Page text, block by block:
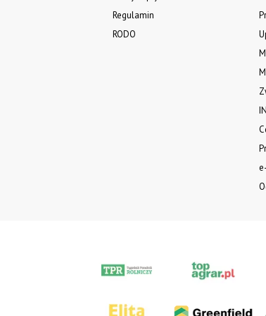
Regulamin
RODO